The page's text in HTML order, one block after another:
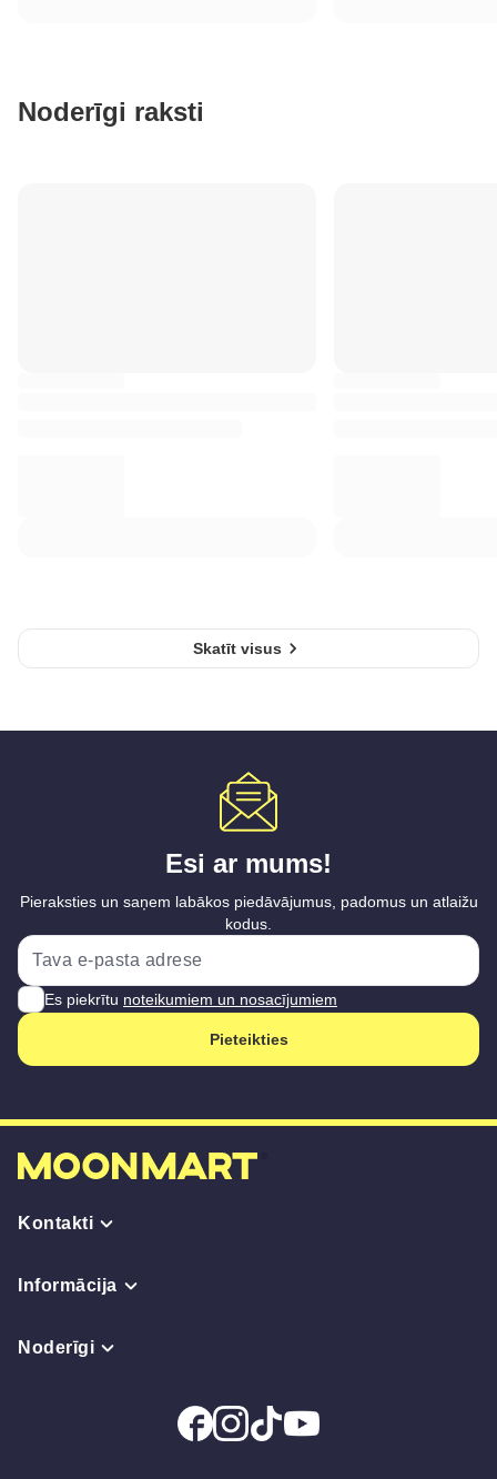
Noderīgi raksti
Skatīt visus
Esi ar mums!
Pieraksties un saņem labākos piedāvājumus, padomus un atlaižu
kodus.
Es piekrītu noteikumiem un nosacījumiem
Pieteikties
Kontakti
Informācija
Noderīgi